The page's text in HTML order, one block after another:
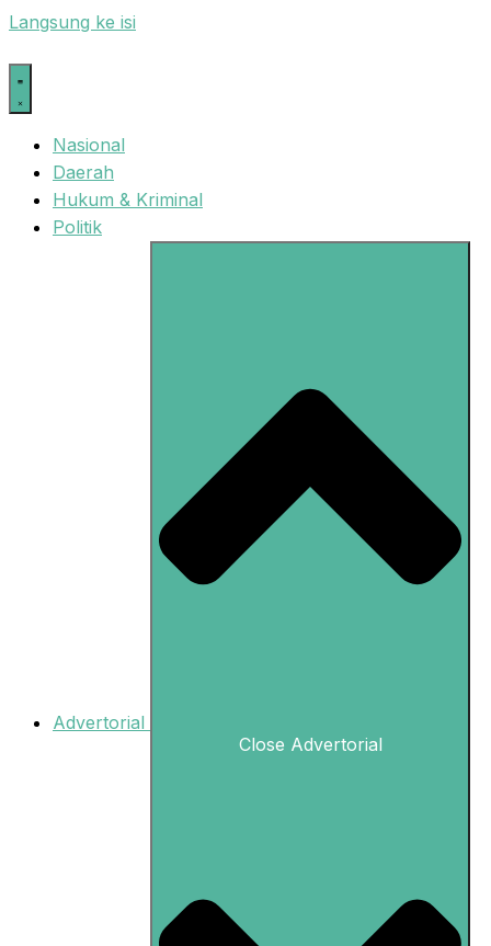
Langsung ke isi
Nasional
Daerah
Hukum & Kriminal
Politik
Advertorial
Close Advertorial